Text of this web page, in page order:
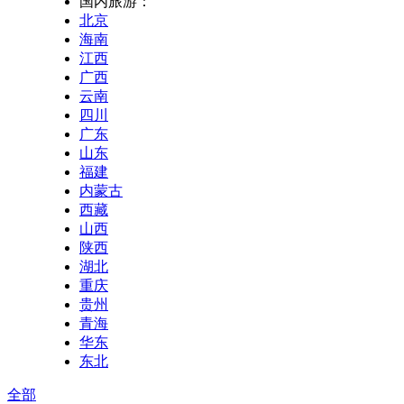
北京
海南
江西
广西
云南
四川
广东
山东
福建
内蒙古
西藏
山西
陕西
湖北
重庆
贵州
青海
华东
东北
全部